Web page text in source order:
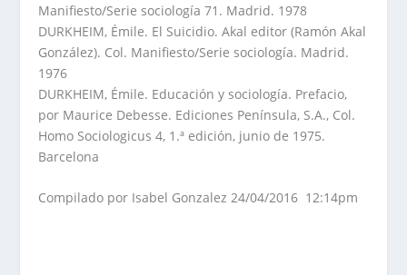
Manifiesto/Serie sociología 71. Madrid. 1978
DURKHEIM, Émile. El Suicidio. Akal editor (Ramón Akal
González). Col. Manifiesto/Serie sociología. Madrid.
1976
DURKHEIM, Émile. Educación y sociología. Prefacio,
por Maurice Debesse. Ediciones Península, S.A., Col.
Homo Sociologicus 4, 1.ª edición, junio de 1975.
Barcelona
Compilado por Isabel Gonzalez 24/04/2016 12:14pm